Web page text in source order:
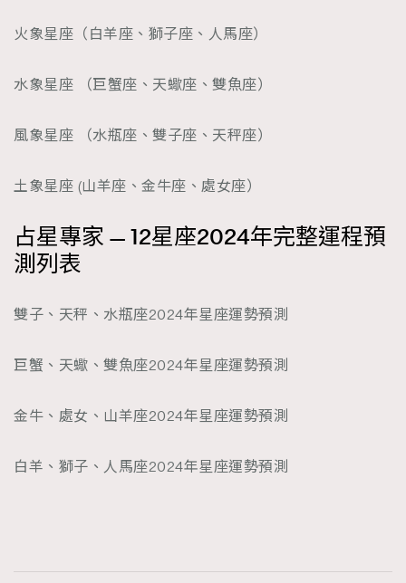
火象星座（白羊座、獅子座、人馬座）
水象星座 （巨蟹座、天蠍座、雙魚座）
風象星座 （水瓶座、雙子座、天秤座）
土象星座 (山羊座、金牛座、處女座）
占星專家 — 12星座2024年完整運程預
測列表
雙子、天秤、水瓶座2024年星座運勢預測
巨蟹、天蠍、雙魚座2024年星座運勢預測
金牛、處女、山羊座2024年星座運勢預測
白羊、獅子、人馬座2024年星座運勢預測